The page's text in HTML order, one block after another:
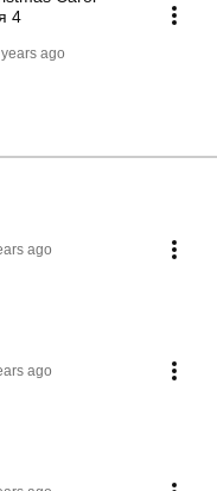
хор Радуниця 4
ago
ago
ago